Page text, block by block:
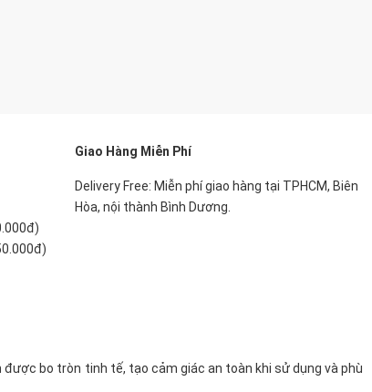
Giao Hàng Miễn Phí
Delivery Free: Miễn phí giao hàng tại TPHCM, Biên
Hòa, nội thành Bình Dương.
bo tròn tinh tế, tạo cảm giác an toàn khi sử dụng và phù